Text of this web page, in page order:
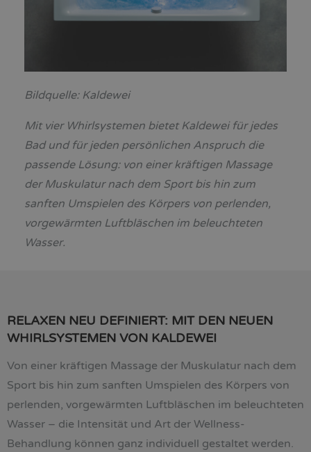
Bildquelle: Kaldewei
Mit vier Whirlsystemen bietet Kaldewei für jedes
Bad und für jeden persönlichen Anspruch die
passende Lösung: von einer kräftigen Massage
der Muskulatur nach dem Sport bis hin zum
sanften Umspielen des Körpers von perlenden,
vorgewärmten Luftbläschen im beleuchteten
Wasser.
RELAXEN NEU DEFINIERT: MIT DEN NEUEN
WHIRLSYSTEMEN VON KALDEWEI
Von einer kräftigen Massage der Muskulatur nach dem
Sport bis hin zum sanften Umspielen des Körpers von
perlenden, vorgewärmten Luftbläschen im beleuchteten
Wasser – die Intensität und Art der Wellness-
Behandlung können ganz individuell gestaltet werden.